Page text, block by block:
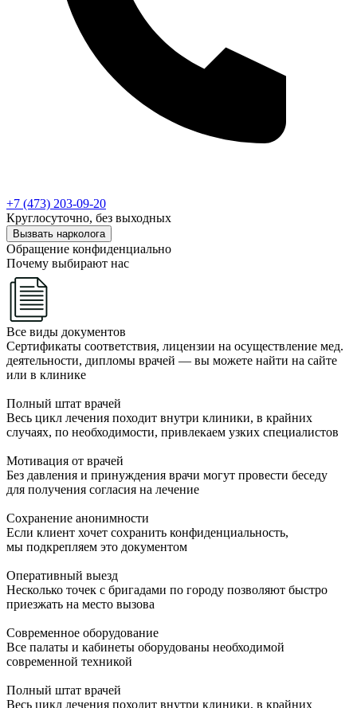
+7 (473) 203-09-20
Круглосуточно, без выходных
Вызвать нарколога
Обращение конфиденциально
Почему выбирают нас
Все виды документов
Сертификаты соответствия, лицензии на осуществление мед.
деятельности, дипломы врачей — вы можете найти на сайте
или в клинике
Полный штат врачей
Весь цикл лечения походит внутри клиники, в крайних
случаях, по необходимости, привлекаем узких специалистов
Мотивация от врачей
Без давления и принуждения врачи могут провести беседу
для получения согласия на лечение
Сохранение анонимности
Если клиент хочет сохранить конфиденциальность,
мы подкрепляем это документом
Оперативный выезд
Несколько точек с бригадами по городу позволяют быстро
приезжать на место вызова
Современное оборудование
Все палаты и кабинеты оборудованы необходимой
современной техникой
Полный штат врачей
Весь цикл лечения походит внутри клиники, в крайних